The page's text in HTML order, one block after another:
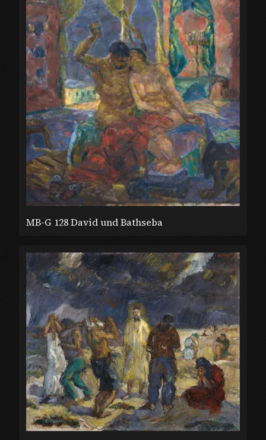
MB-G 128 David und Bathseba